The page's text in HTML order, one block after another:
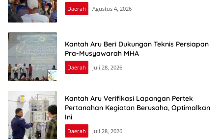
Daerah Agustus 4, 2026
Kantah Aru Beri Dukungan Teknis Persiapan
Pra-Musyawarah MHA
Daerah Juli 28, 2026
Kantah Aru Verifikasi Lapangan Pertek
Pertanahan Kegiatan Berusaha, Optimalkan
Ini
Daerah Juli 28, 2026